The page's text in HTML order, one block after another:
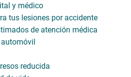
y médico
tus lesiones por accidente
de atención médica
automóvil
reducida